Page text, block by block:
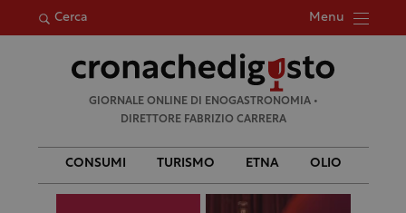
Cerca Menu
per:
GIORNALE ONLINE DI ENOGASTRONOMIA •
DIRETTORE FABRIZIO CARRERA
CONSUMI TURISMO ETNA OLIO